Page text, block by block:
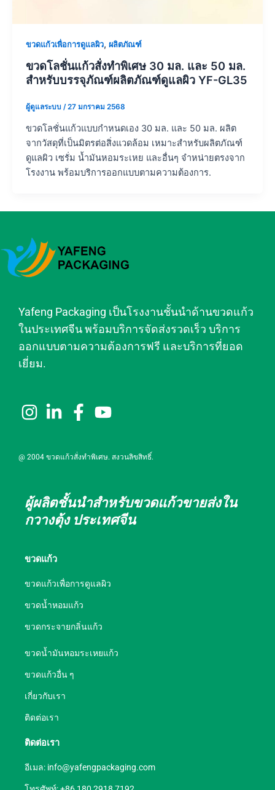
ขวดแก้วเพื่อการดูแลผิว, ผลิตภัณฑ์
ขวดโลชั่นแก้วสั่งทำพิเศษ 30 มล. และ 50 มล.
สำหรับบรรจุภัณฑ์ผลิตภัณฑ์ดูแลผิว YF-GL35
ผู้ดูแลระบบ /27 มกราคม 2568
ขวดโลชั่นแก้วแบบกำหนดเอง 30 มล. และ 50 มล. ผลิต
จากวัสดุที่เป็นมิตรต่อสิ่งแวดล้อม เหมาะสำหรับผลิตภัณฑ์
ดูแลผิว เซรั่ม น้ำมันหอมระเหย และอื่นๆ จำหน่ายตรงจาก
โรงงาน พร้อมบริการออกแบบตามความต้องการ.
Yafeng Packaging เป็นโรงงานชั้นนำด้านขวดแก้ว
ในประเทศจีน พร้อมบริการจัดส่งรวดเร็ว บริการ
ออกแบบตามความต้องการฟรี และบริการที่ยอด
เยี่ยม.
@ 2004 ขวดแก้วสั่งทำพิเศษ. สงวนลิขสิทธิ์.
ผู้ผลิตชั้นนำสำหรับขวดแก้วขายส่งใน
กวางตุ้ง ประเทศจีน
ขวดแก้ว
ขวดแก้วเพื่อการดูแลผิว
ขวดน้ำหอมแก้ว
ขวดกระจายกลิ่นแก้ว
ขวดน้ำมันหอมระเหยแก้ว
ขวดแก้วอื่น ๆ
เกี่ยวกับเรา
ติดต่อเรา
ติดต่อเรา
อีเมล: info@yafengpackaging.com